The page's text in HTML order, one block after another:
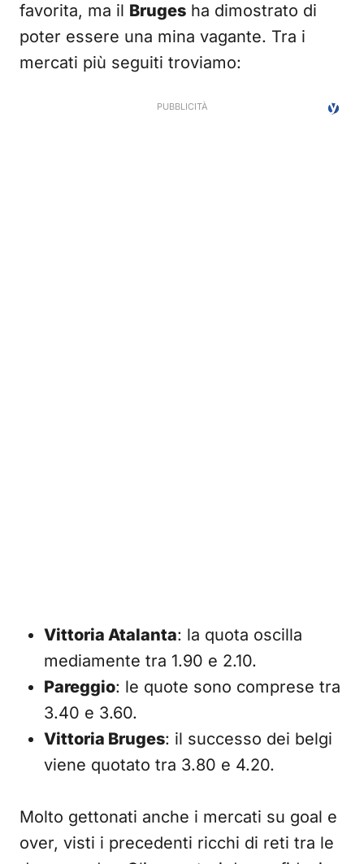
favorita, ma il Bruges ha dimostrato di
poter essere una mina vagante. Tra i
mercati più seguiti troviamo:
Vittoria Atalanta: la quota oscilla
mediamente tra 1.90 e 2.10.
Pareggio: le quote sono comprese tra
3.40 e 3.60.
Vittoria Bruges: il successo dei belgi
viene quotato tra 3.80 e 4.20.
Molto gettonati anche i mercati su goal e
over, visti i precedenti ricchi di reti tra le